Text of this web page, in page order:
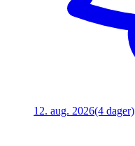
12. aug. 2026(4 dager)